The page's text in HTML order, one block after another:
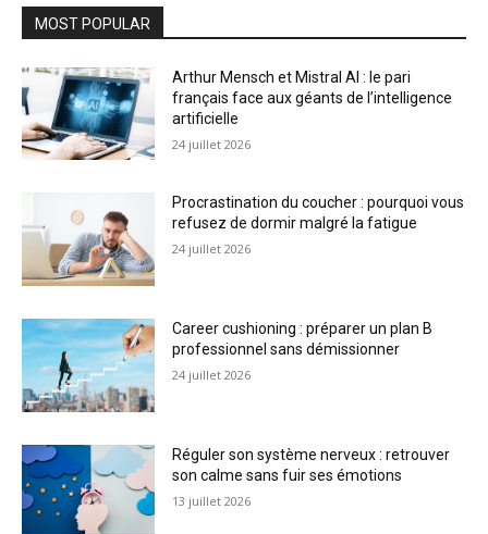
MOST POPULAR
Arthur Mensch et Mistral AI : le pari
français face aux géants de l’intelligence
artificielle
24 juillet 2026
Procrastination du coucher : pourquoi vous
refusez de dormir malgré la fatigue
24 juillet 2026
Career cushioning : préparer un plan B
professionnel sans démissionner
24 juillet 2026
Réguler son système nerveux : retrouver
son calme sans fuir ses émotions
13 juillet 2026